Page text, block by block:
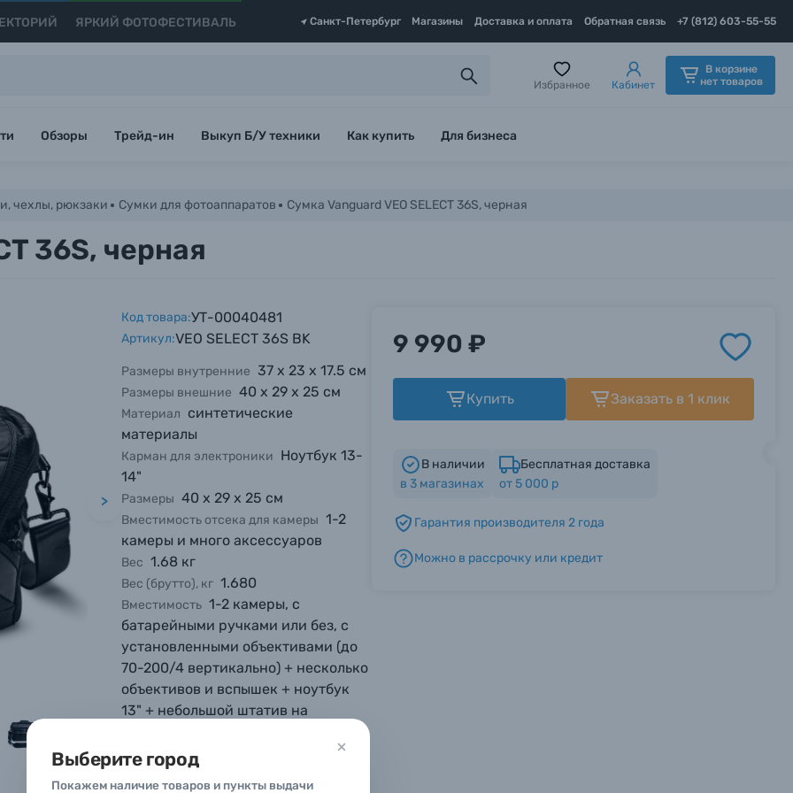
ЯРКИЙ ФОТОФЕСТИВАЛЬ Санкт-Петербург Магазины Доставка и оплата Обратная связь +7 (812) 603-55-55
Выберите город
Покажем наличие товаров и пункты выдачи
вопросы?
ответить как можно скорее.
вопросы?
ответить как можно скорее.
Избранное Кабинет
В корзине
нет товаров
Обзоры Трейд-ин Выкуп Б/У техники Как купить Для бизнеса
чехлы, рюкзаки Сумки для фотоаппаратов Сумка Vanguard VEO SELECT 36S, черная
36S, черная
>
Код товара:УТ-00040481
Артикул:VEO SELECT 36S BK
Размеры внутренние 37 х 23 х 17.5 см
Размеры внешние 40 х 29 х 25 см
Материал синтетические
материалы
Карман для электроники Ноутбук 13-
14"
Размеры 40 х 29 х 25 см
Вместимость отсека для камеры 1-2
камеры и много аксессуаров
Вес 1.68 кг
Вес (брутто), кг 1.680
Вместимость 1-2 камеры, с
батарейными ручками или без, с
установленными объективами (до
70-200/4 вертикально) + несколько
объективов и вспышек + ноутбук
13" + небольшой штатив на
Все характеристики
1 клик
Ваш номер телефона для оформления заказа и мы свяжемся с
9 990 ₽
Купить Заказать в 1 клик
В наличии
в 3магазинах
Бесплатная доставка
от 5 000 р
Гарантия производителя 2 года
Можно в рассрочку или кредит
вопросы?
ответить как можно скорее.